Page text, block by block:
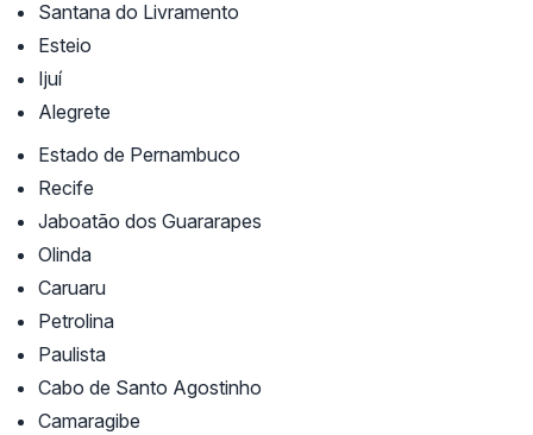
Santana do Livramento
Esteio
Ijuí
Alegrete
Estado de Pernambuco
Recife
Jaboatão dos Guararapes
Olinda
Caruaru
Petrolina
Paulista
Cabo de Santo Agostinho
Camaragibe